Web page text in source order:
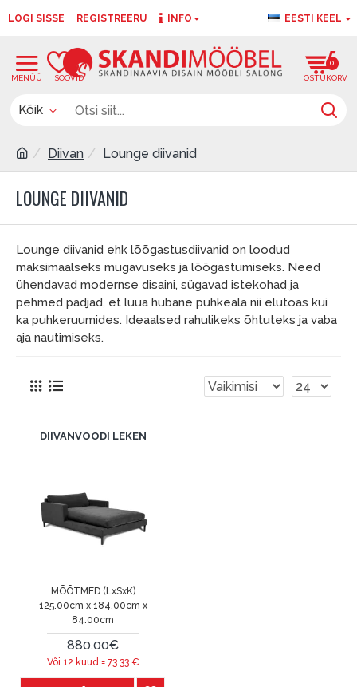
LOGI SISSE REGISTREERU INFO EESTI KEEL
0
Kõik
Diivan Lounge diivanid
LOUNGE DIIVANID
Lounge diivanid ehk lõõgastusdiivanid on loodud
maksimaalseks mugavuseks ja lõõgastumiseks. Need
ühendavad modernse disaini, sügavad istekohad ja
pehmed padjad, et luua hubane puhkeala nii elutoas kui
ka puhkeruumides. Ideaalsed rahulikeks õhtuteks ja vaba
aja nautimiseks.
DIIVANVOODI LEKEN
MÕÕTMED (LxSxK)
125.00cm x 184.00cm x
84.00cm
880.00€
Või 12 kuud = 73.33€